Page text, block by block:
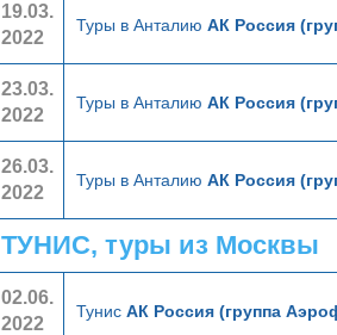
19.03.
2022
Туры в Анталию АК Россия
23.03.
2022
Туры в Анталию АК Россия
26.03.
2022
Туры в Анталию АК Россия
ТУНИС, туры из Москвы
02.06.
2022
Тунис АК Россия (группа